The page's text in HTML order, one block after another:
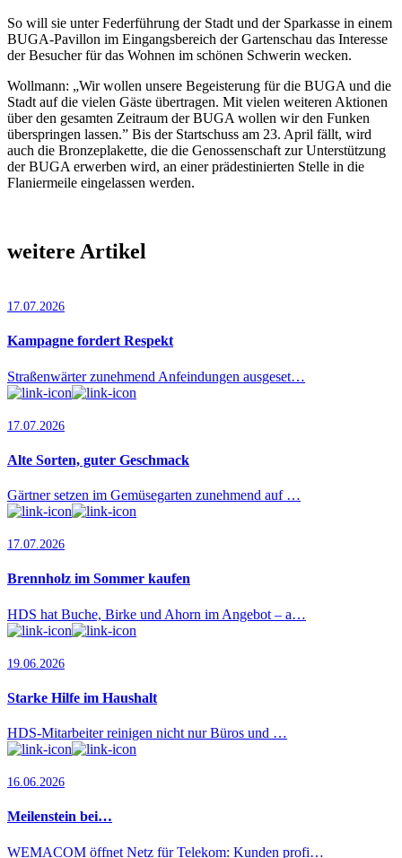
So will sie unter Federführung der Stadt und der Sparkasse in einem
BUGA-Pavillon im Eingangsbereich der Gartenschau das Interesse
der Besucher für das Wohnen im schönen Schwerin wecken.
Wollmann: „Wir wollen unsere Begeisterung für die BUGA und die
Stadt auf die vielen Gäste übertragen. Mit vielen weiteren Aktionen
über den gesamten Zeitraum der BUGA wollen wir den Funken
überspringen lassen.” Bis der Startschuss am 23. April fällt, wird
auch die Bronzeplakette, die die Genossenschaft zur Unterstützung
der BUGA erwerben wird, an einer prädestinierten Stelle in die
Flaniermeile eingelassen werden.
weitere Artikel
17.07.2026
Kampagne fordert Respekt
Straßenwärter zunehmend Anfeindungen ausgeset…
17.07.2026
Alte Sorten, guter Geschmack
Gärtner setzen im Gemüsegarten zunehmend auf …
17.07.2026
Brennholz im Sommer kaufen
HDS hat Buche, Birke und Ahorn im Angebot – a…
19.06.2026
Starke Hilfe im Haushalt
HDS-Mitarbeiter reinigen nicht nur Büros und …
16.06.2026
Meilenstein bei…
WEMACOM öffnet Netz für Telekom: Kunden profi…